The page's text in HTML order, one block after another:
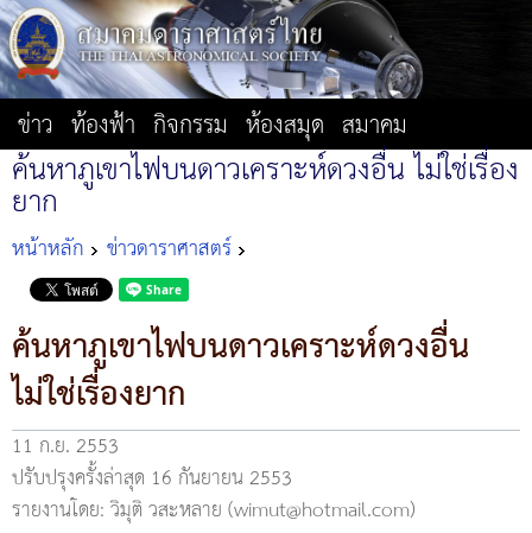
ข่าว ท้องฟ้า กิจกรรม ห้องสมุด สมาคม
ค้นหาภูเขาไฟบนดาวเคราะห์ดวงอื่น ไม่ใช่เรื่อง
ยาก
หน้าหลัก ข่าวดาราศาสตร์
ค้นหาภูเขาไฟบนดาวเคราะห์ดวงอื่น
ไม่ใช่เรื่องยาก
11 ก.ย. 2553
ปรับปรุงครั้งล่าสุด 16 กันยายน 2553
รายงานโดย: วิมุติ วสะหลาย (wimut@hotmail.com)